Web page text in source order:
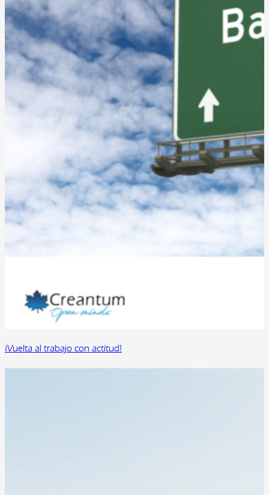
¡Vuelta al trabajo con actitud!